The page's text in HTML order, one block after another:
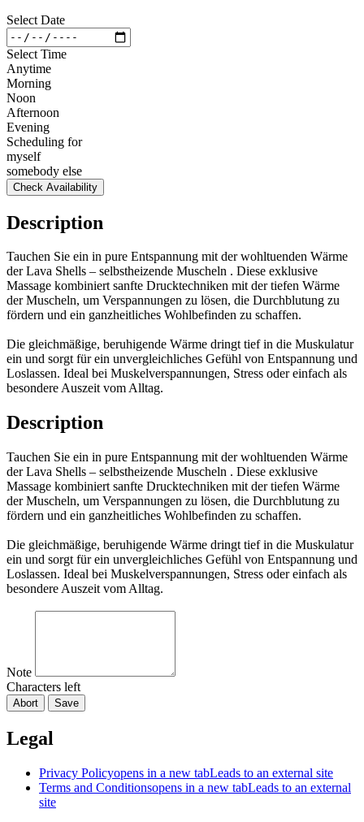
Select Date
Select Time
Anytime
Morning
Noon
Afternoon
Evening
Scheduling for
myself
somebody else
Check Availability
Description
Tauchen Sie ein in pure Entspannung mit der wohltuenden Wärme
der Lava Shells – selbstheizende Muscheln . Diese exklusive
Massage kombiniert sanfte Drucktechniken mit der tiefen Wärme
der Muscheln, um Verspannungen zu lösen, die Durchblutung zu
fördern und ein ganzheitliches Wohlbefinden zu schaffen.
Die gleichmäßige, beruhigende Wärme dringt tief in die Muskulatur
ein und sorgt für ein unvergleichliches Gefühl von Entspannung und
Loslassen. Ideal bei Muskelverspannungen, Stress oder einfach als
besondere Auszeit vom Alltag.
Description
Tauchen Sie ein in pure Entspannung mit der wohltuenden Wärme
der Lava Shells – selbstheizende Muscheln . Diese exklusive
Massage kombiniert sanfte Drucktechniken mit der tiefen Wärme
der Muscheln, um Verspannungen zu lösen, die Durchblutung zu
fördern und ein ganzheitliches Wohlbefinden zu schaffen.
Die gleichmäßige, beruhigende Wärme dringt tief in die Muskulatur
ein und sorgt für ein unvergleichliches Gefühl von Entspannung und
Loslassen. Ideal bei Muskelverspannungen, Stress oder einfach als
besondere Auszeit vom Alltag.
Note
Characters left
Abort Save
Legal
Privacy Policyopens in a new tabLeads to an external site
Terms and Conditionsopens in a new tabLeads to an external
site